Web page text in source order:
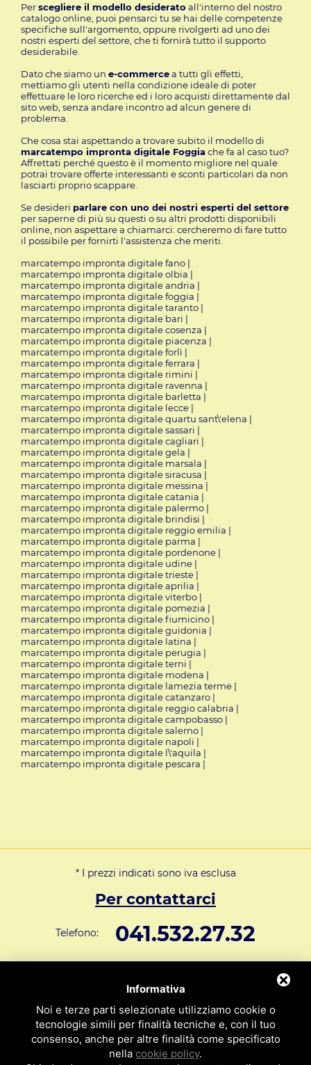
Perscegliere il modello desiderato all'interno del nostro
catalogo online, puoi pensarci tu se hai delle competenze
specifiche sull'argomento, oppure rivolgerti ad uno dei
nostri esperti del settore, che ti fornirà tutto il supporto
desiderabile.
Dato che siamo un e-commercea tutti gli effetti,
mettiamo gli utenti nella condizione ideale di poter
effettuare le loro ricerche ed i loro acquisti direttamente dal
sito web, senza andare incontro ad alcun genere di
problema.
Che cosa stai aspettando a trovare subito il modello di
marcatempo impronta digitale Foggiache fa al caso tuo?
Affrettati perché questo è il momento migliore nel quale
potrai trovare offerte interessanti e sconti particolari da non
lasciarti proprio scappare.
Se desideri parlare con uno dei nostri esperti del settore
per saperne di più su questi o su altri prodotti disponibili
online, non aspettare a chiamarci: cercheremo di fare tutto
il possibile per fornirti l'assistenza che meriti.
marcatempo impronta digitale fano |
marcatempo impronta digitale olbia |
marcatempo impronta digitale andria |
marcatempo impronta digitale foggia |
marcatempo impronta digitale taranto |
marcatempo impronta digitale bari |
marcatempo impronta digitale cosenza |
marcatempo impronta digitale piacenza |
marcatempo impronta digitale forlì |
marcatempo impronta digitale ferrara |
marcatempo impronta digitale rimini |
marcatempo impronta digitale ravenna |
marcatempo impronta digitale barletta |
marcatempo impronta digitale lecce |
marcatempo impronta digitale quartu sant\'elena |
marcatempo impronta digitale sassari |
marcatempo impronta digitale cagliari |
marcatempo impronta digitale gela |
marcatempo impronta digitale marsala |
marcatempo impronta digitale siracusa |
marcatempo impronta digitale messina |
marcatempo impronta digitale catania |
marcatempo impronta digitale palermo |
marcatempo impronta digitale brindisi |
marcatempo impronta digitale reggio emilia |
marcatempo impronta digitale parma |
marcatempo impronta digitale pordenone |
marcatempo impronta digitale udine |
marcatempo impronta digitale trieste |
marcatempo impronta digitale aprilia |
marcatempo impronta digitale viterbo |
marcatempo impronta digitale pomezia |
marcatempo impronta digitale fiumicino |
marcatempo impronta digitale guidonia |
marcatempo impronta digitale latina |
marcatempo impronta digitale perugia |
marcatempo impronta digitale terni |
marcatempo impronta digitale modena |
marcatempo impronta digitale lamezia terme |
marcatempo impronta digitale catanzaro |
marcatempo impronta digitale reggio calabria |
marcatempo impronta digitale campobasso |
marcatempo impronta digitale salerno |
marcatempo impronta digitale napoli |
marcatempo impronta digitale l\'aquila |
marcatempo impronta digitale pescara |
* I prezzi indicati sono iva esclusa
Per contattarci
Telefono: 041.532.27.32
info@svar1951.it
Supporto Tecnico Clienti: assistenza@svar1951.it
Fax: 041 532.73.01
Indirizzo: S.V.A.R. - Via Cappuccina n° 181 - 30172 Mestre VE
Informativa
Noi e terze parti selezionate utilizziamo cookie o
tecnologie simili per finalità tecniche e, con il tuo
consenso, anche per altre finalità come specificato
nella cookie policy.